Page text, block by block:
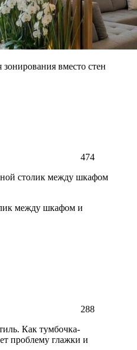
зонирования вместо стен
474
между шкафом и
288